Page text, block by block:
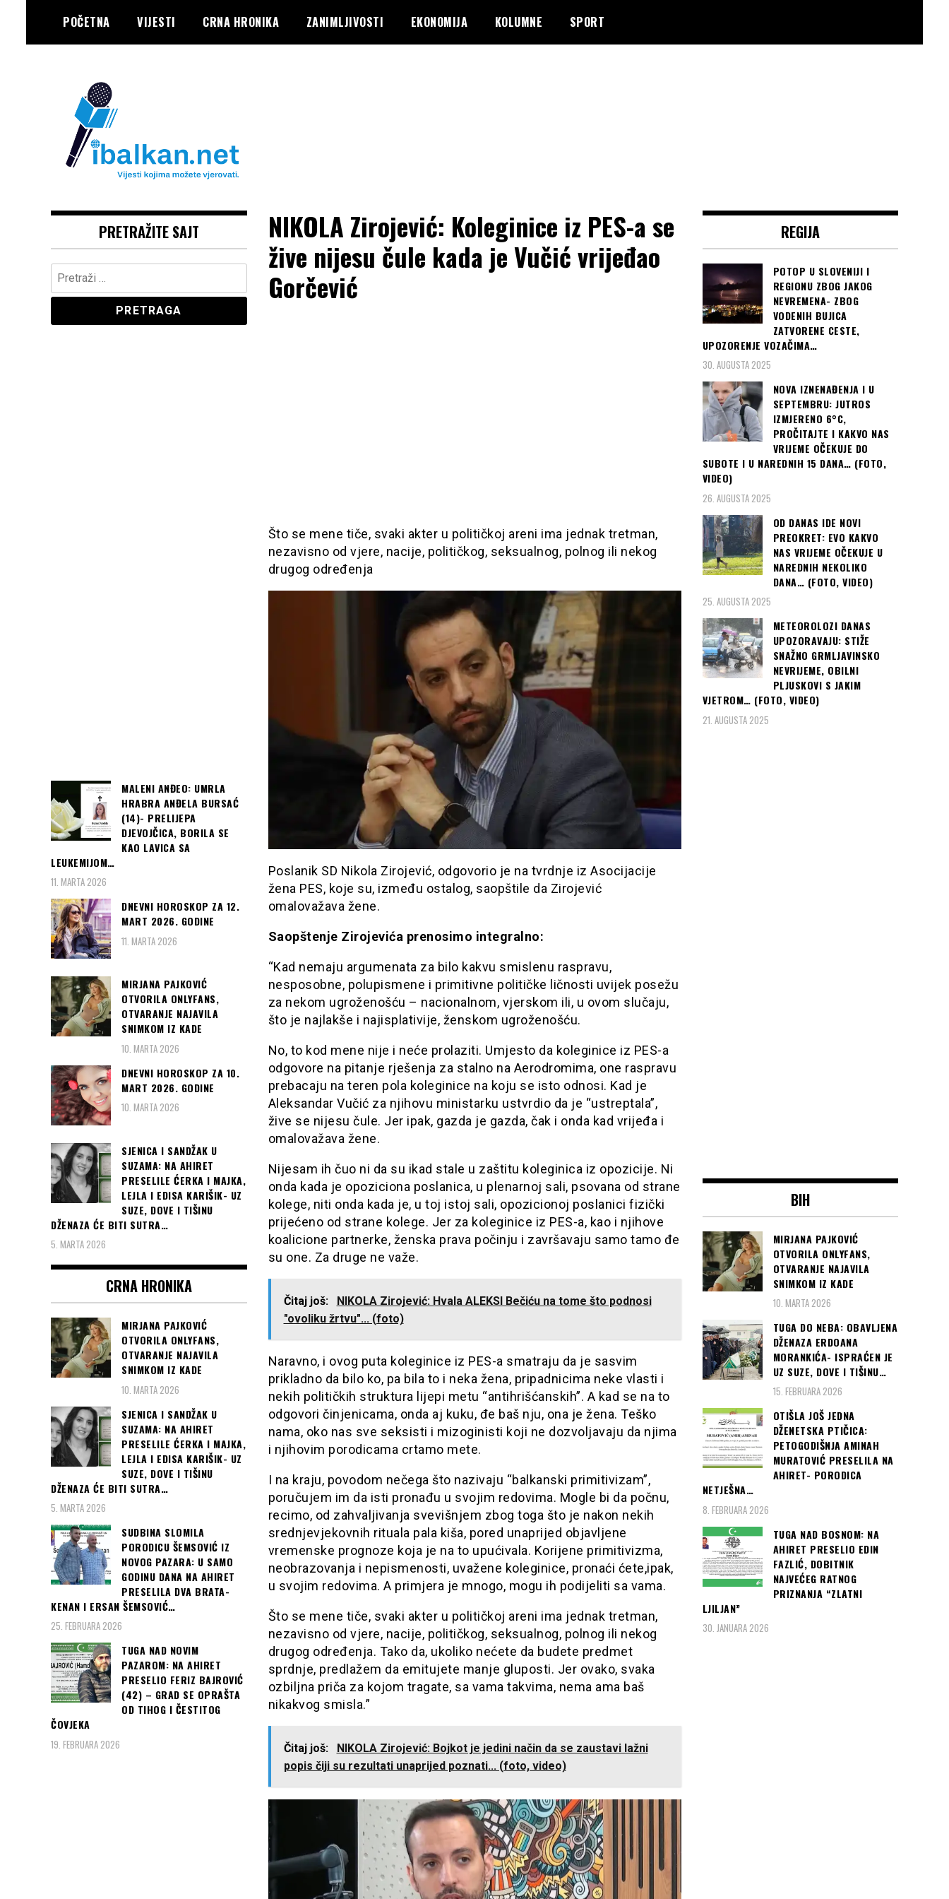
content
POČETNA VIJESTI CRNA HRONIKA ZANIMLJIVOSTI EKONOMIJA KOLUMNE SPORT
IBALKAN
NIKOLA Zirojević: Koleginice iz PES-a se
žive nijesu čule kada je Vučić vrijeđao
Gorčević
Što se mene tiče, svaki akter u političkoj areni ima jednak tretman,
nezavisno od vjere, nacije, političkog, seksualnog, polnog ili nekog
drugog određenja
Poslanik SD Nikola Zirojević, odgovorio je na tvrdnje iz Asocijacije
žena PES, koje su, između ostalog, saopštile da Zirojević
omalovažava žene.
Saopštenje Zirojevića prenosimo integralno:
“Kad nemaju argumenata za bilo kakvu smislenu raspravu,
nesposobne, polupismene i primitivne političke ličnosti uvijek posežu
za nekom ugroženošću – nacionalnom, vjerskom ili, u ovom slučaju,
što je najlakše i najisplativije, ženskom ugroženošću.
No, to kod mene nije i neće prolaziti. Umjesto da koleginice iz PES-a
odgovore na pitanje rješenja za stalno na Aerodromima, one raspravu
prebacaju na teren pola koleginice na koju se isto odnosi. Kad je
Aleksandar Vučić za njihovu ministarku ustvrdio da je “ustreptala”,
žive se nijesu čule. Jer ipak, gazda je gazda, čak i onda kad vrijeđa i
omalovažava žene.
Nijesam ih čuo ni da su ikad stale u zaštitu koleginica iz opozicije. Ni
onda kada je opoziciona poslanica, u plenarnoj sali, psovana od strane
kolege, niti onda kada je, u toj istoj sali, opozicionoj poslanici fizički
prijećeno od strane kolege. Jer za koleginice iz PES-a, kao i njihove
koalicione partnerke, ženska prava počinju i završavaju samo tamo đe
su one. Za druge ne važe.
Čitaj još:
NIKOLA Zirojević: Hvala ALEKSI Bečiću na tome što podnosi
"ovoliku žrtvu"... (foto)
Naravno, i ovog puta koleginice iz PES-a smatraju da je sasvim
prikladno da bilo ko, pa bila to i neka žena, pripadnicima neke vlasti i
nekih političkih struktura lijepi metu “antihrišćanskih”. A kad se na to
odgovori činjenicama, onda aj kuku, đe baš nju, ona je žena. Teško
nama, oko nas sve seksisti i mizoginisti koji ne dozvoljavaju da njima
i njihovim porodicama crtamo mete.
I na kraju, povodom nečega što nazivaju “balkanski primitivizam”,
poručujem im da isti pronađu u svojim redovima. Mogle bi da počnu,
recimo, od zahvaljivanja svevišnjem zbog toga što je nakon nekih
srednjevjekovnih rituala pala kiša, pored unaprijed objavljene
vremenske prognoze koja je na to upućivala. Korijene primitivizma,
neobrazovanja i nepismenosti, uvažene koleginice, pronaći ćete,ipak,
u svojim redovima. A primjera je mnogo, mogu ih podijeliti sa vama.
Što se mene tiče, svaki akter u političkoj areni ima jednak tretman,
nezavisno od vjere, nacije, političkog, seksualnog, polnog ili nekog
drugog određenja. Tako da, ukoliko nećete da budete predmet
sprdnje, predlažem da emitujete manje gluposti. Jer ovako, svaka
ozbiljna priča za kojom tragate, sa vama takvima, nema ama baš
nikakvog smisla.”
Čitaj još:
NIKOLA Zirojević: Bojkot je jedini način da se zaustavi lažni
popis čiji su rezultati unaprijed poznati... (foto, video)
PRETRAŽITE SAJT
Pretraga:
MALENI ANĐEO: UMRLA
HRABRA ANĐELA BURSAĆ
(14)- PRELIJEPA
DJEVOJČICA, BORILA SE
KAO LAVICA SA
LEUKEMIJOM…
11. MARTA 2026
DNEVNI HOROSKOP ZA 12.
MART 2026. GODINE
11. MARTA 2026
MIRJANA PAJKOVIĆ
OTVORILA ONLYFANS,
OTVARANJE NAJAVILA
SNIMKOM IZ KADE
10. MARTA 2026
DNEVNI HOROSKOP ZA 10.
MART 2026. GODINE
10. MARTA 2026
SJENICA I SANDŽAK U
SUZAMA: NA AHIRET
PRESELILE ĆERKA I MAJKA,
LEJLA I EDISA KARIŠIK- UZ
SUZE, DOVE I TIŠINU
DŽENAZA ĆE BITI SUTRA…
5. MARTA 2026
CRNA HRONIKA
MIRJANA PAJKOVIĆ
OTVORILA ONLYFANS,
OTVARANJE NAJAVILA
SNIMKOM IZ KADE
10. MARTA 2026
SJENICA I SANDŽAK U
SUZAMA: NA AHIRET
PRESELILE ĆERKA I MAJKA,
LEJLA I EDISA KARIŠIK- UZ
SUZE, DOVE I TIŠINU
DŽENAZA ĆE BITI SUTRA…
5. MARTA 2026
SUDBINA SLOMILA
PORODICU ŠEMSOVIĆ IZ
NOVOG PAZARA: U SAMO
GODINU DANA NA AHIRET
PRESELILA DVA BRATA-
KENAN I ERSAN ŠEMSOVIĆ…
25. FEBRUARA 2026
TUGA NAD NOVIM
PAZAROM: NA AHIRET
PRESELIO FERIZ BAJROVIĆ
(42) – GRAD SE OPRAŠTA
OD TIHOG I ČESTITOG
ČOVJEKA
19. FEBRUARA 2026
REGIJA
POTOP U SLOVENIJI I
REGIONU ZBOG JAKOG
NEVREMENA- ZBOG
VODENIH BUJICA
ZATVORENE CESTE,
UPOZORENJE VOZAČIMA…
30. AUGUSTA 2025
NOVA IZNENAĐENJA I U
SEPTEMBRU: JUTROS
IZMJERENO 6°C,
PROČITAJTE I KAKVO NAS
VRIJEME OČEKUJE DO
SUBOTE I U NAREDNIH 15 DANA… (FOTO,
VIDEO)
26. AUGUSTA 2025
OD DANAS IDE NOVI
PREOKRET: EVO KAKVO
NAS VRIJEME OČEKUJE U
NAREDNIH NEKOLIKO
DANA… (FOTO, VIDEO)
25. AUGUSTA 2025
METEOROLOZI DANAS
UPOZORAVAJU: STIŽE
SNAŽNO GRMLJAVINSKO
NEVRIJEME, OBILNI
PLJUSKOVI S JAKIM
VJETROM… (FOTO, VIDEO)
21. AUGUSTA 2025
BIH
MIRJANA PAJKOVIĆ
OTVORILA ONLYFANS,
OTVARANJE NAJAVILA
SNIMKOM IZ KADE
10. MARTA 2026
TUGA DO NEBA: OBAVLJENA
DŽENAZA ERDOANA
MORANKIĆA- ISPRAĆEN JE
UZ SUZE, DOVE I TIŠINU…
15. FEBRUARA 2026
OTIŠLA JOŠ JEDNA
DŽENETSKA PTIČICA:
PETOGODIŠNJA AMINAH
MURATOVIĆ PRESELILA NA
AHIRET- PORODICA
NETJEŠNA…
8. FEBRUARA 2026
TUGA NAD BOSNOM: NA
AHIRET PRESELIO EDIN
FAZLIĆ, DOBITNIK
NAJVEĆEG RATNOG
PRIZNANJA “ZLATNI
LJILJAN”
30. JANUARA 2026